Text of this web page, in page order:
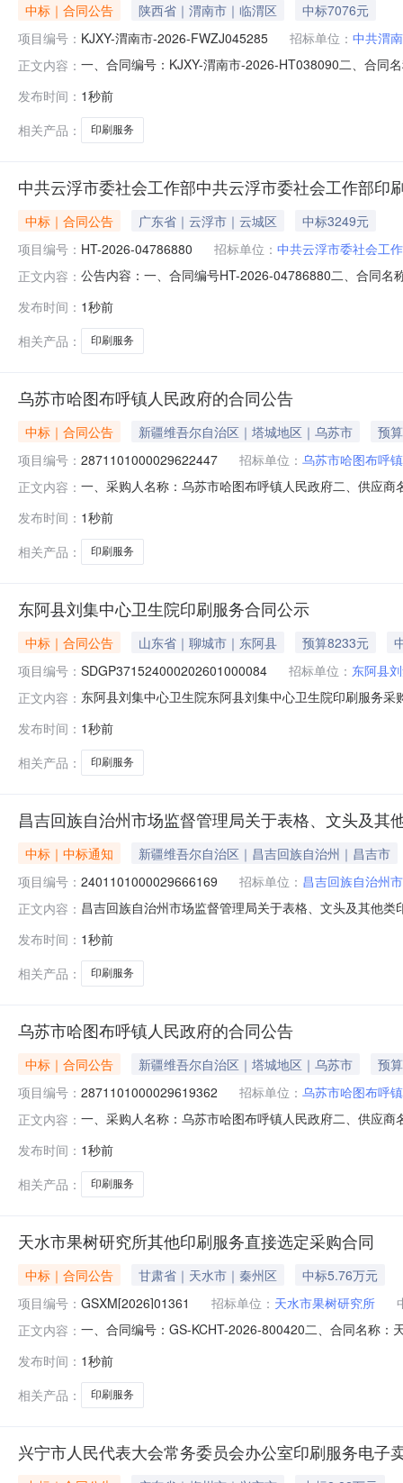
中标｜合同公告 陕西省｜渭南市｜临渭区
中标7076元
项目编号： KJXY-渭南市-2026-FWZJ045285 招标单位： 中共渭
正文内容： 一、合同编号：KJXY-渭南市-2026-HT038090二、合同
0913-2126153供应商(乙方)：陕西鑫莱聚实业有限责任
发布时间： 1秒前
相关产品：
印刷服务
中共云浮市委社会工作部中共云浮市委社会工作部印
中标｜合同公告 广东省｜云浮市｜云城区
中标3249元
项目编号： HT-2026-04786880 招标单位： 中共云浮市委社会工
正文内容： 公告内容：一、合同编号HT-2026-04786880二、合同
瑞丰印刷厂地址：锦秀路103号商铺之后座联系方式：
发布时间： 1秒前
相关产品：
印刷服务
乌苏市哈图布呼镇人民政府的合同公告
中标｜合同公告 新疆维吾尔自治区｜塔城地区｜乌苏市
预
项目编号： 2871101000029622447 招标单位： 乌苏市哈图布呼
正文内容： 一、采购人名称：乌苏市哈图布呼镇人民政府二、供应
1.001477.51477.5服务要求或标的基本概况：七、其它
189977216
发布时间： 1秒前
相关产品：
印刷服务
东阿县刘集中心卫生院印刷服务合同公示
中标｜合同公告 山东省｜聊城市｜东阿县 预算8233元
项目编号： SDGP371524000202601000084 招标单位： 东阿县
正文内容： 东阿县刘集中心卫生院东阿县刘集中心卫生院印刷服务
系方式：18864897856供应商（乙方）：东阿县华翔图
发布时间： 1秒前
相关产品：
印刷服务
昌吉回族自治州市场监督管理局关于表格、文头及其
中标｜中标通知
新疆维吾尔自治区｜昌吉回族自治州｜昌吉市
项目编号： 2401101000029666169 招标单位： 昌吉回族自治州
正文内容： 昌吉回族自治州市场监督管理局关于表格、文头及其他
划文号:采购计划金额（元）:项目所在行政区划编码
发布时间： 1秒前
相关产品：
印刷服务
乌苏市哈图布呼镇人民政府的合同公告
中标｜合同公告 新疆维吾尔自治区｜塔城地区｜乌苏市
预
项目编号： 2871101000029619362 招标单位： 乌苏市哈图布呼
正文内容： 一、采购人名称：乌苏市哈图布呼镇人民政府二、供应
1.00900900服务要求或标的基本概况：七、其它事项：
真：
发布时间： 1秒前
相关产品：
印刷服务
天水市果树研究所其他印刷服务直接选定采购合同
中标｜合同公告 甘肃省｜天水市｜秦州区
中标5.76万元
项目编号： GSXM[2026]01361 招标单位： 天水市果树研究所
正文内容： 一、合同编号：GS-KCHT-2026-800420二、合同名称
址：甘肃省天水市秦州区天水郡联系方式：
发布时间： 1秒前
相关产品：
印刷服务
兴宁市人民代表大会常务委员会办公室印刷服务电子